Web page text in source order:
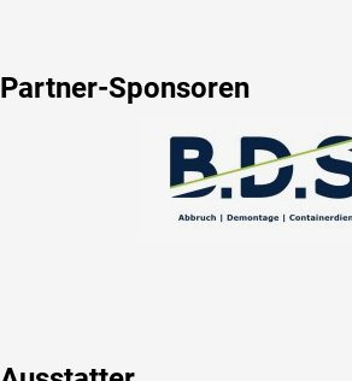
Partner-Sponsoren